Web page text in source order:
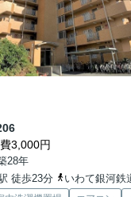
3,000円
28年
徒歩23分
いわて銀河鉄道